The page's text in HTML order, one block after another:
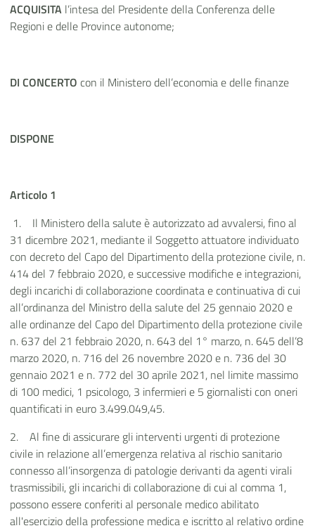
ACQUISITA l’intesa del Presidente della Conferenza delle
Regioni e delle Province autonome;
DI CONCERTO con il Ministero dell’economia e delle finanze
DISPONE
Articolo 1
1.
Il Ministero della salute è autorizzato ad avvalersi, fino al
31 dicembre 2021, mediante il Soggetto attuatore individuato
con decreto del Capo del Dipartimento della protezione civile, n.
414 del 7 febbraio 2020, e successive modifiche e integrazioni,
degli incarichi di collaborazione coordinata e continuativadi cui
all’ordinanza del Ministro della salute del 25 gennaio 2020 e
alle ordinanze del Capo del Dipartimento della protezione civile
n. 637 del 21 febbraio 2020, n. 643 del 1° marzo, n. 645 dell’8
marzo 2020, n. 716 del 26 novembre 2020 e n. 736 del 30
gennaio 2021 e n. 772 del 30 aprile 2021, nel limite massimo
di 100 medici, 1 psicologo, 3 infermieri e 5 giornalisti con oneri
quantificati in euro 3.499.049,45.
2.
Al fine di assicurare gli interventi urgenti di protezione
civile in relazione all’emergenza relativa al rischio sanitario
connesso all’insorgenza di patologie derivanti da agenti virali
trasmissibili, gli incarichi di collaborazione di cui al comma 1,
possono essere conferiti al personale medico abilitato
all'esercizio della professione medica e iscritto al relativo ordine